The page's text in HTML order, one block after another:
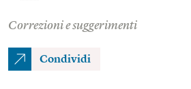
Correzioni e suggerimenti
Condividi